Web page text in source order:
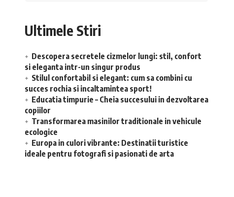
Ultimele Stiri
Descopera secretele cizmelor lungi: stil, confort
si eleganta intr-un singur produs
Stilul confortabil si elegant: cum sa combini cu
succes rochia si incaltamintea sport!
Educatia timpurie – Cheia succesului in dezvoltarea
copiilor
Transformarea masinilor traditionale in vehicule
ecologice
Europa in culori vibrante: Destinatii turistice
ideale pentru fotografi si pasionati de arta